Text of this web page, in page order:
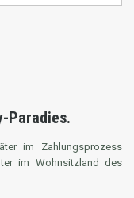
Paradies.
im Zahlungsprozess
im Wohnsitzland des